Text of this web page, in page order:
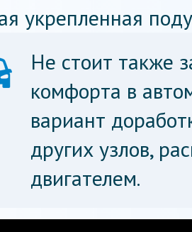
укрепленная
Не стоит также
комфорта в
вариант
других узлов,
двигателем.